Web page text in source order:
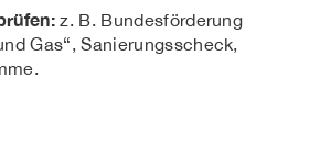
z. B. Bundesförderung
Gas“, Sanierungsscheck,